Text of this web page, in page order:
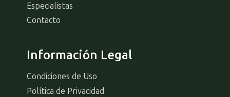
Especialistas
Contacto
Información Legal
Condiciones de Uso
Política de Privacidad